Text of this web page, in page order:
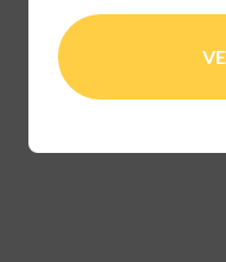
Deine
Bitte wähle deine